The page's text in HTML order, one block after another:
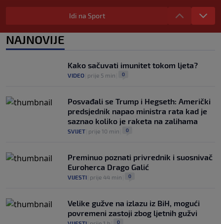
U trenucima dok je olimpijski šampion
obarao rekord, plamen odnio njegovu
0
spektakularan doček za Salaha: "Ovdje
je 25.000 ljudi" (FOTO/VIDEO)
NOGOMET
Idi na Sport
NAJNOVIJE
Kako sačuvati imunitet tokom ljeta?
VIDEO prije 5 min 0
Posvađali se Trump i Hegseth: Američki
predsjednik napao ministra rata kad je
saznao koliko je raketa na zalihama
SVIJET prije 10 min 0
Preminuo poznati privrednik i suosnivač
Euroherca Drago Galić
VIJESTI prije 44 min 0
Velike gužve na izlazu iz BiH, mogući
povremeni zastoji zbog ljetnih gužvi
0